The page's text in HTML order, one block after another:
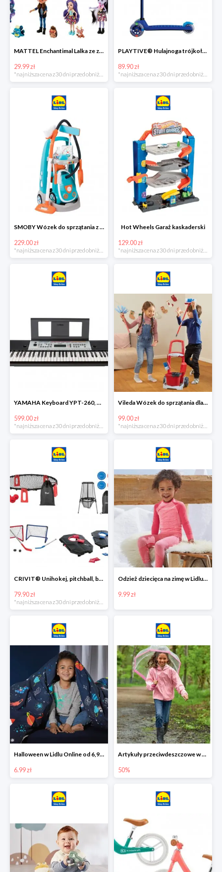
MATTEL Enchantimal Lalka ze zwierzątkiem
29.99 zł
*najniższa cena z 30 dni przed obniżką
PLAYTIVE® Hulajnoga trójkołowa Tri Scooter z diodami LED
89.90 zł
*najniższa cena z 30 dni przed obniżką
SMOBY Wózek do sprzątania z odkurzaczem
229.00 zł
Hot Wheels Garaż kaskaderski
129.00 zł
YAMAHA Keyboard YPT-260, 61 klawiszy
599.00 zł
*najniższa cena z 30 dni przed obniżką
Vileda Wózek do sprzątania dla dzieci
99.00 zł
*najniższa cena z 30 dni przed obniżką
CRIVIT® Unihokej, pitchball, bean bag lub disc golf
79.90 zł
Odzież dziecięca na zimę w Lidlu Online od 9,99 zł
9.99 zł
Halloween w Lidlu Online od 6,99 zł
6.99 zł
Artykuły przeciwdeszczowe w Lodilu Online do -50%
50%